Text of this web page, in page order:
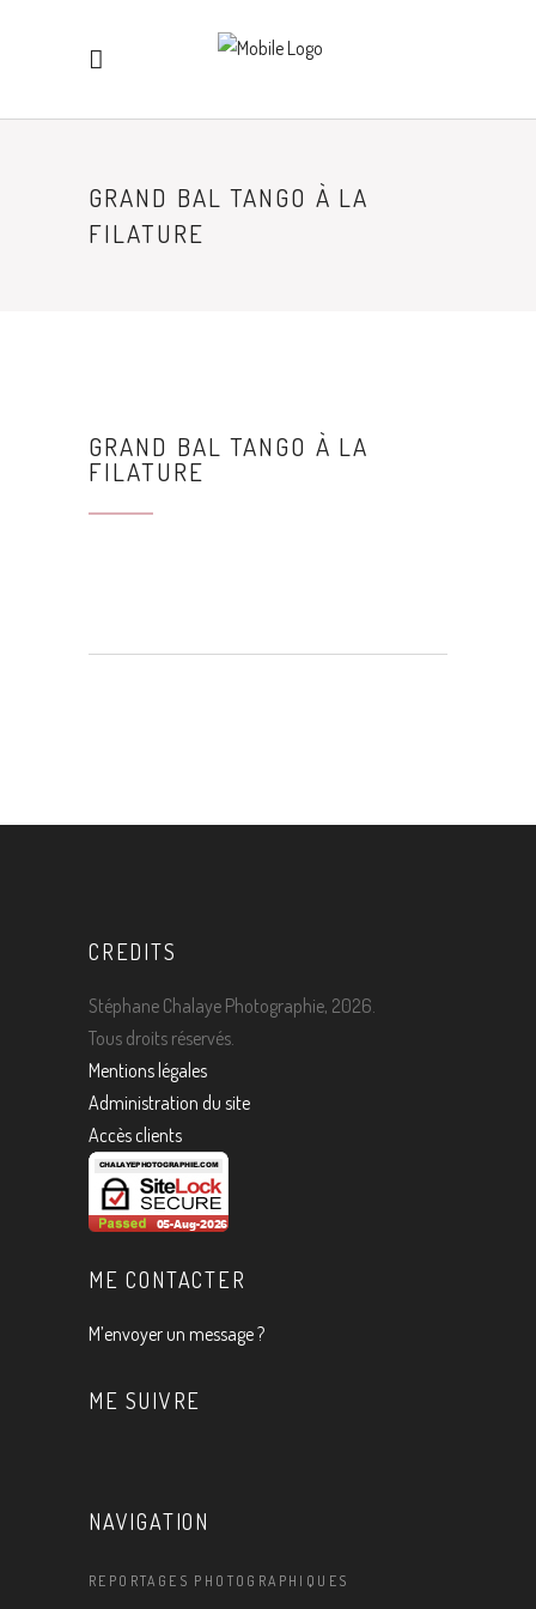
GRAND BAL TANGO À LA
FILATURE
GRAND BAL TANGO À LA
FILATURE
CREDITS
Stéphane Chalaye Photographie, 2026.
Tous droits réservés.
Mentions légales
Administration du site
Accès clients
ME CONTACTER
M’envoyer un message ?
ME SUIVRE
NAVIGATION
REPORTAGES PHOTOGRAPHIQUES